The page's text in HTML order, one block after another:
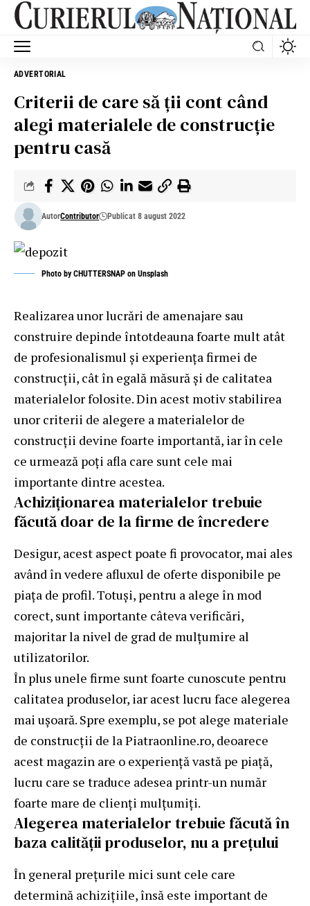
ADVERTORIAL
Criterii de care să ții cont când
alegi materialele de construcție
pentru casă
AutorContributor Publicat 8 august 2022
Photo byCHUTTERSNAP on Unsplash
Realizarea unor lucrări de amenajare sau
construire depinde întotdeauna foarte mult atât
de profesionalismul și experiența firmei de
construcții, cât în egală măsură și de calitatea
materialelor folosite. Din acest motiv stabilirea
unor criterii de alegere a materialelor de
construcții devine foarte importantă, iar în cele
ce urmează poți afla care sunt cele mai
importante dintre acestea.
Achiziționarea materialelor trebuie
făcută doar de la firme de încredere
Desigur, acest aspect poate fi provocator, mai ales
având în vedere afluxul de oferte disponibile pe
piața de profil. Totuși, pentru a alege în mod
corect, sunt importante câteva verificări,
majoritar la nivel de grad de mulțumire al
utilizatorilor.
În plus unele firme sunt foarte cunoscute pentru
calitatea produselor, iar acest lucru face alegerea
mai ușoară. Spre exemplu, se pot alege materiale
de construcții de la Piatraonline.ro, deoarece
acest magazin are o experiență vastă pe piață,
lucru care se traduce adesea printr-un număr
foarte mare de clienți mulțumiți.
Alegerea materialelor trebuie făcută în
baza calității produselor, nu a prețului
În general prețurile mici sunt cele care
determină achizițiile, însă este important de